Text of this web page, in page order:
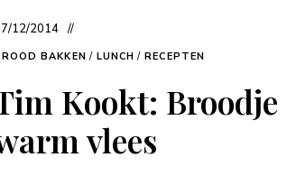
12/2014
BAKKEN / LUNCH / RECEPTEN
Kookt: Broodje
vlees